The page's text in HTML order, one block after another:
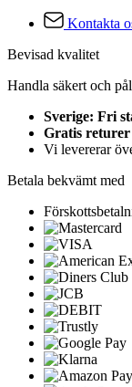
Kontakta
Bevisad kvalitet
Handla säkert och
Sverige: Fri
Gratis returer
Vi levererar
Betala bekvämt med